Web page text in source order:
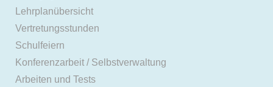
Lehrplanübersicht
Vertretungsstunden
Schulfeiern
Konferenzarbeit / Selbstverwaltung
Arbeiten und Tests